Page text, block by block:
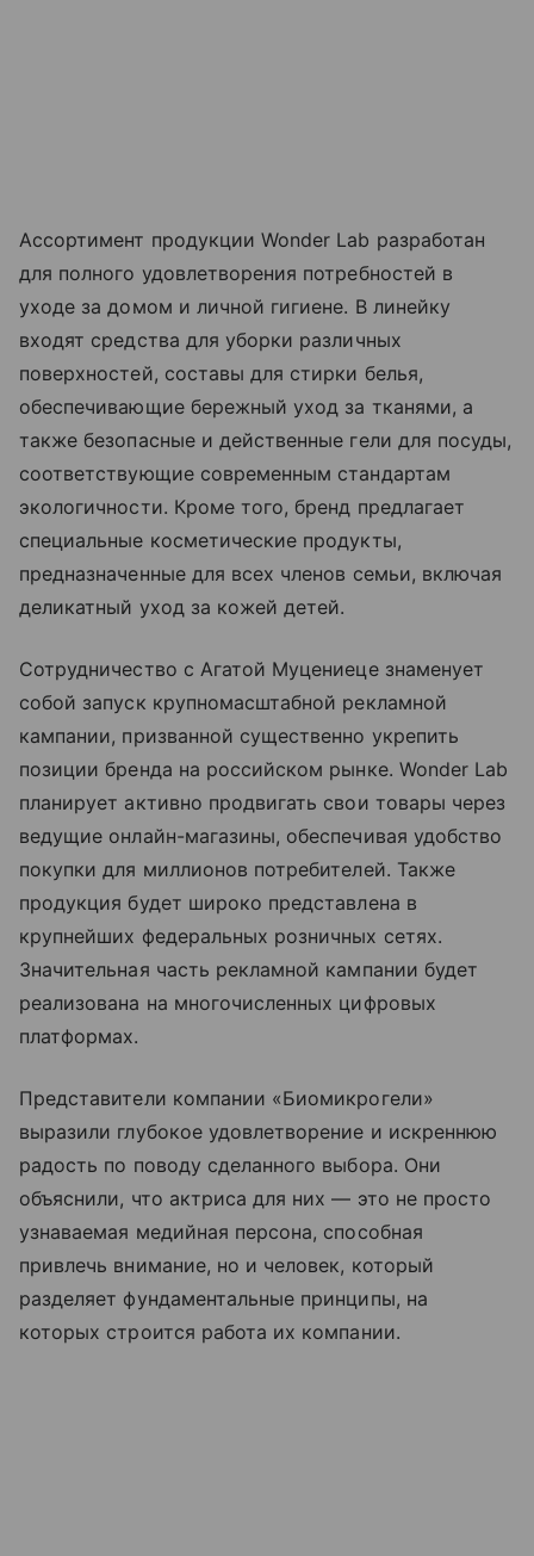
Ассортимент продукции Wonder Lab разработан
для полного удовлетворения потребностей в
уходе за домом и личной гигиене. В линейку
входят средства для уборки различных
поверхностей, составы для стирки белья,
обеспечивающие бережный уход за тканями, а
также безопасные и действенные гели для посуды,
соответствующие современным стандартам
экологичности. Кроме того, бренд предлагает
специальные косметические продукты,
предназначенные для всех членов семьи, включая
деликатный уход за кожей детей.
Сотрудничество с Агатой Муцениеце знаменует
собой запуск крупномасштабной рекламной
кампании, призванной существенно укрепить
позиции бренда на российском рынке. Wonder Lab
планирует активно продвигать свои товары через
ведущие онлайн-магазины, обеспечивая удобство
покупки для миллионов потребителей. Также
продукция будет широко представлена в
крупнейших федеральных розничных сетях.
Значительная часть рекламной кампании будет
реализована на многочисленных цифровых
платформах.
Представители компании «Биомикрогели»
выразили глубокое удовлетворение и искреннюю
радость по поводу сделанного выбора. Они
объяснили, что актриса для них — это не просто
узнаваемая медийная персона, способная
привлечь внимание, но и человек, который
разделяет фундаментальные принципы, на
которых строится работа их компании.